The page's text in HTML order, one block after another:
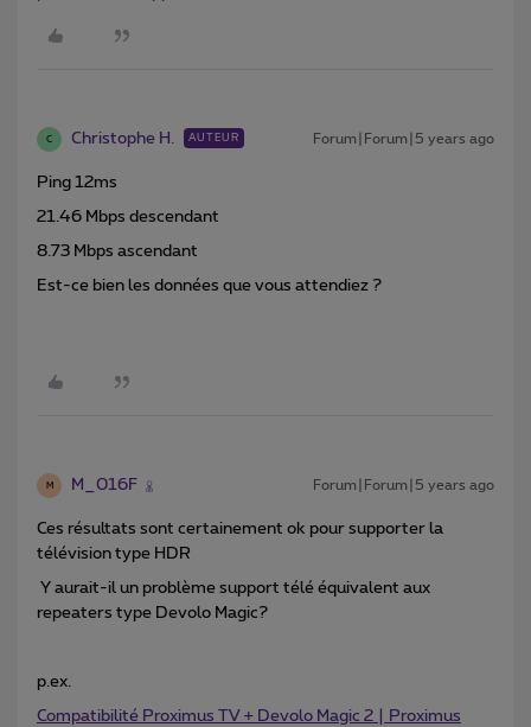
C Christophe H. AUTEUR Forum|Forum|5 years ago
Ping 12ms
21.46 Mbps descendant
8.73 Mbps ascendant
Est-ce bien les données que vous attendiez ?
M M_016F Forum|Forum|5 years ago
Ces résultats sont certainement ok pour supporter la
télévision type HDR
Y aurait-il un problème support télé équivalent aux
repeaters type Devolo Magic?
p.ex.
Compatibilité Proximus TV + Devolo Magic 2 | Proximus